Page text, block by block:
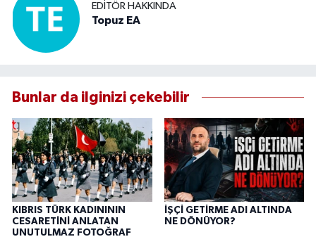
EDITÖR HAKKINDA
Topuz EA
Bunlar da ilginizi çekebilir
KIBRIS TÜRK KADINININ
CESARETİNİ ANLATAN
UNUTULMAZ FOTOĞRAF
İŞÇİ GETİRME ADI ALTINDA
NE DÖNÜYOR?